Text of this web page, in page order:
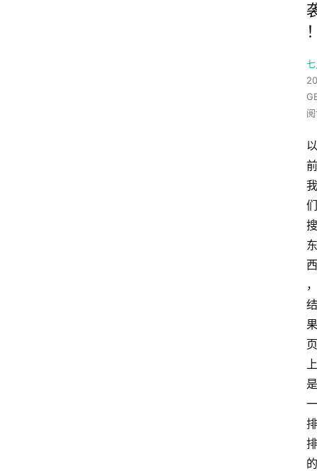
以
前
我
们
搜
东
西
，
结
果
页
上
是
一
排
排
的